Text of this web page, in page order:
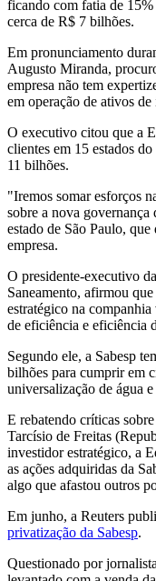
ficando com fatia de
cerca de R$ 7 bilhões.
Em pronunciamento
Augusto Miranda,
empresa não tem
em operação de ativos
O executivo citou que a
clientes em 15 estados
11 bilhões.
"Iremos somar esforços
sobre a nova governança
estado de São Paulo,
empresa.
O presidente-executivo
Saneamento, afirmou
estratégico na
de eficiência e eficiência
Segundo ele, a Sabesp
bilhões para cumprir em
universalização de água
E rebatendo críticas
Tarcísio de Freitas
investidor estratégico, a
as ações adquiridas da
algo que afastou outros
Em junho, a Reuters
privatização da Sabesp.
Questionado por